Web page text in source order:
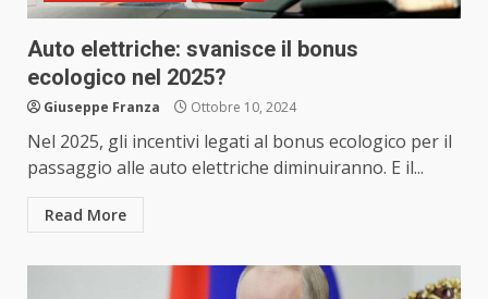
Auto elettriche: svanisce il bonus
ecologico nel 2025?
Giuseppe Franza Ottobre 10, 2024
Nel 2025, gli incentivi legati al bonus ecologico per il
passaggio alle auto elettriche diminuiranno. E il...
Read More